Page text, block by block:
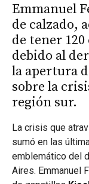
Emmanuel
de calzado,
de tener 120
debido al
la apertura
sobre la
región sur.
La crisis que
sumó en las
emblemático del
Aires. Emmanuel